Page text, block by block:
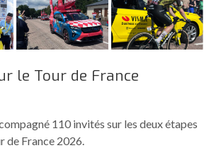
le Tour de France
110 invités sur les deux étapes
de France 2026.